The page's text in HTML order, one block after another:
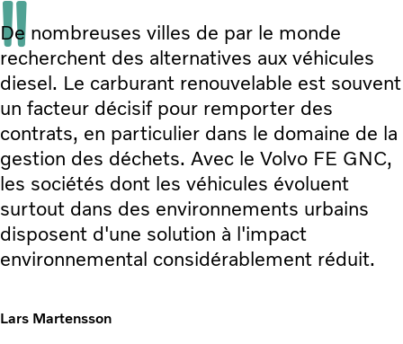
De nombreuses villes de par le monde
recherchent des alternatives aux véhicules
diesel. Le carburant renouvelable est souvent
un facteur décisif pour remporter des
contrats, en particulier dans le domaine de la
gestion des déchets. Avec le Volvo FE GNC,
les sociétés dont les véhicules évoluent
surtout dans des environnements urbains
disposent d'une solution à l'impact
environnemental considérablement réduit.
Lars Martensson